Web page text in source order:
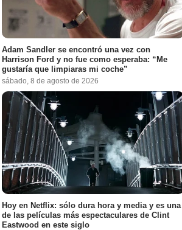
Adam Sandler se encontró una vez con
Harrison Ford y no fue como esperaba: “Me
gustaría que limpiaras mi coche”
sábado, 8 de agosto de 2026
Hoy en Netflix: sólo dura hora y media y es una
de las películas más espectaculares de Clint
Eastwood en este siglo